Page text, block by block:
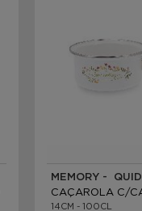
MEMORY - QUID
14CM - 100CL